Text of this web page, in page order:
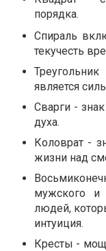
порядка.
Спираль
текучесть
является
Сварги -
духа.
Коловрат -
жизни над
мужского и
людей,
интуиция.
Кресты -